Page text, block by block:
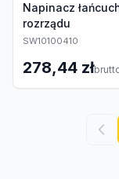
Napinacz
rozrządu
SW10100410
278,44 zł